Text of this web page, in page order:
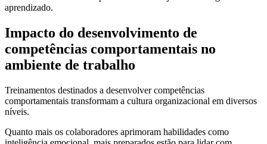
aprendizado.
Impacto do desenvolvimento de
competências comportamentais no
ambiente de trabalho
Treinamentos destinados a desenvolver competências
comportamentais transformam a cultura organizacional em diversos
níveis.
Quanto mais os colaboradores aprimoram habilidades como